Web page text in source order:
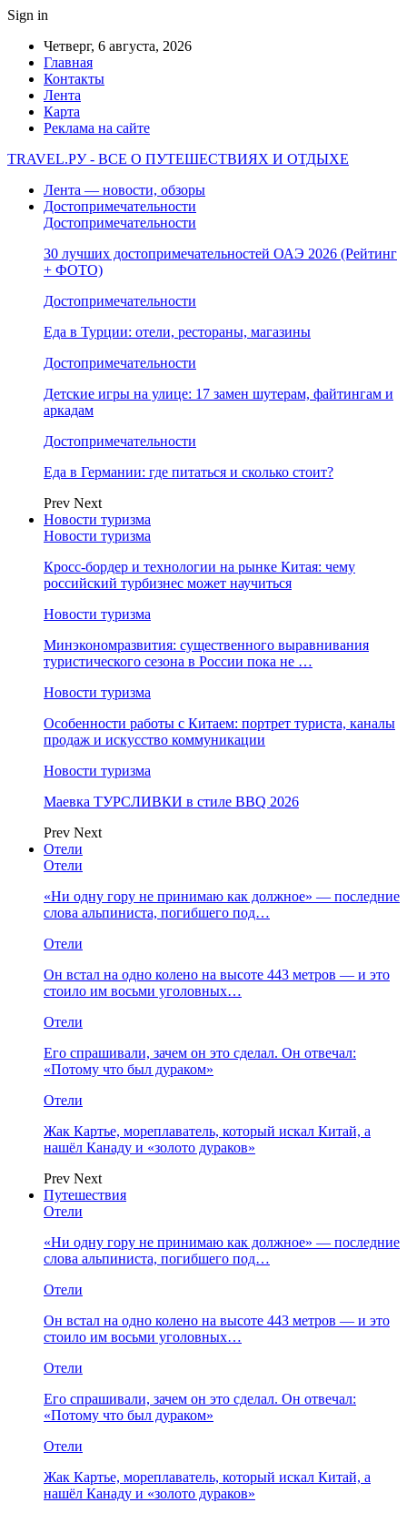
Sign in
Четверг, 6 августа, 2026
Главная
Контакты
Лента
Карта
Реклама на сайте
TRAVEL.РУ - ВСЕ О ПУТЕШЕСТВИЯХ И ОТДЫХЕ
Лента — новости, обзоры
Достопримечательности
Достопримечательности
30 лучших достопримечательностей ОАЭ 2026 (Рейтинг
+ ФОТО)
Достопримечательности
Еда в Турции: отели, рестораны, магазины
Достопримечательности
Детские игры на улице: 17 замен шутерам, файтингам и
аркадам
Достопримечательности
Еда в Германии: где питаться и сколько стоит?
Prev Next
Новости туризма
Новости туризма
Кросс-бордер и технологии на рынке Китая: чему
российский турбизнес может научиться
Новости туризма
Минэкономразвития: существенного выравнивания
туристического сезона в России пока не …
Новости туризма
Особенности работы с Китаем: портрет туриста, каналы
продаж и искусство коммуникации
Новости туризма
Маевка ТУРСЛИВКИ в стиле BBQ 2026
Prev Next
Отели
Отели
«Ни одну гору не принимаю как должное» — последние
слова альпиниста, погибшего под…
Отели
Он встал на одно колено на высоте 443 метров — и это
стоило им восьми уголовных…
Отели
Его спрашивали, зачем он это сделал. Он отвечал:
«Потому что был дураком»
Отели
Жак Картье, мореплаватель, который искал Китай, а
нашёл Канаду и «золото дураков»
Prev Next
Путешествия
Отели
«Ни одну гору не принимаю как должное» — последние
слова альпиниста, погибшего под…
Отели
Он встал на одно колено на высоте 443 метров — и это
стоило им восьми уголовных…
Отели
Его спрашивали, зачем он это сделал. Он отвечал:
«Потому что был дураком»
Отели
Жак Картье, мореплаватель, который искал Китай, а
нашёл Канаду и «золото дураков»